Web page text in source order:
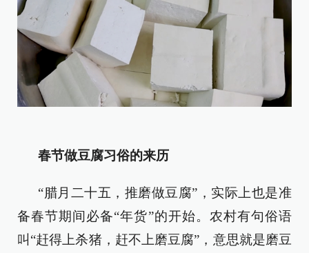
春节做豆腐习俗的来历
“腊月二十五，推磨做豆腐”，实际上也是准
备春节期间必备“年货”的开始。农村有句俗语
叫“赶得上杀猪，赶不上磨豆腐”，意思就是磨豆